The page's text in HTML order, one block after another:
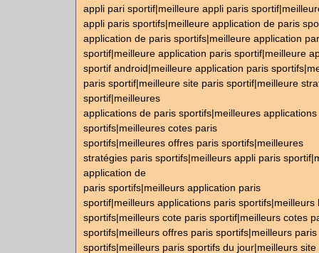
appli pari sportif|meilleure appli paris
appli paris sportifs|meilleure application de paris
application de paris sportifs|meilleure application
sportif|meilleure application paris sportif|meilleure
sportif android|meilleure application paris
paris sportif|meilleure site paris sportif|meilleure
sportif|meilleures
applications de paris sportifs|meilleures
sportifs|meilleures cotes paris
sportifs|meilleures offres paris sportifs|meilleures
stratégies paris sportifs|meilleurs appli paris
application de
paris sportifs|meilleurs application paris
sportif|meilleurs applications paris sportifs|meilleurs
sportifs|meilleurs cote paris sportif|meilleurs cotes
sportifs|meilleurs offres paris sportifs|meilleurs paris
sportifs|meilleurs paris sportifs du jour|meilleurs site